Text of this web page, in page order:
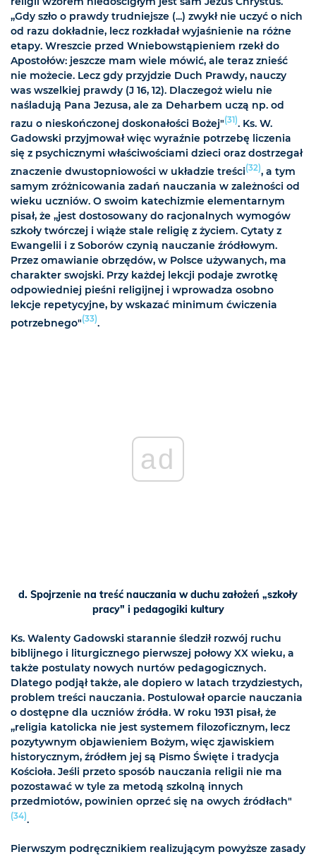
„Gdy szło o prawdy trudniejsze (...) zwykł nie uczyć o nich
od razu dokładnie, lecz rozkładał wyjaśnienie na różne
etapy. Wreszcie przed Wniebowstąpieniem rzekł do
Apostołów: jeszcze mam wiele mówić, ale teraz znieść
nie możecie. Lecz gdy przyjdzie Duch Prawdy, nauczy
was wszelkiej prawdy (J 16, 12). Dlaczegoż wielu nie
naśladują Pana Jezusa, ale za Deharbem uczą np. od
razu o nieskończonej doskonałości Bożej"(31). Ks. W.
Gadowski przyjmował więc wyraźnie potrzebę liczenia
się z psychicznymi właściwościami dzieci oraz dostrzegał
znaczenie dwustopniowości w układzie treści(32), a tym
samym zróżnicowania zadań nauczania w zależności od
wieku uczniów. O swoim katechizmie elementarnym
pisał, że „jest dostosowany do racjonalnych wymogów
szkoły twórczej i wiąże stale religię z życiem. Cytaty z
Ewangelii i z Soborów czynią nauczanie źródłowym.
Przez omawianie obrzędów, w Polsce używanych, ma
charakter swojski. Przy każdej lekcji podaje zwrotkę
odpowiedniej pieśni religijnej i wprowadza osobno
lekcje repetycyjne, by wskazać minimum ćwiczenia
potrzebnego"(33).
ad
d. Spojrzenie na treść nauczania w duchu założeń „szkoły
pracy" i pedagogiki kultury
Ks. Walenty Gadowski starannie śledził rozwój ruchu
biblijnego i liturgicznego pierwszej połowy XX wieku, a
także postulaty nowych nurtów pedagogicznych.
Dlatego podjął także, ale dopiero w latach trzydziestych,
problem treści nauczania. Postulował oparcie nauczania
o dostępne dla uczniów źródła. W roku 1931 pisał, że
„religia katolicka nie jest systemem filozoficznym, lecz
pozytywnym objawieniem Bożym, więc zjawiskiem
historycznym, źródłem jej są Pismo Święte i tradycja
Kościoła. Jeśli przeto sposób nauczania religii nie ma
pozostawać w tyle za metodą szkolną innych
przedmiotów, powinien oprzeć się na owych źródłach"
(34).
Pierwszym podręcznikiem realizującym powyższe zasady